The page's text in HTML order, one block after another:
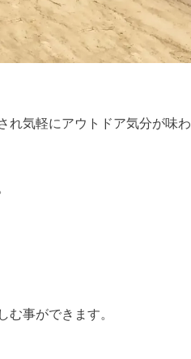
れ気軽にアウトドア気分が味わ
事ができます。